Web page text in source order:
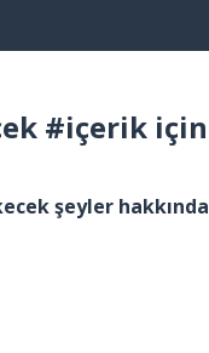
#içerik için
şeyler hakkında